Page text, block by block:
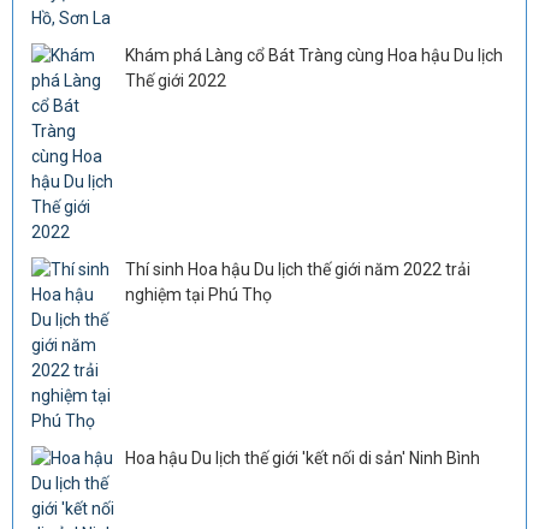
Khám phá Làng cổ Bát Tràng cùng Hoa hậu Du lịch
Thế giới 2022
Thí sinh Hoa hậu Du lịch thế giới năm 2022 trải
nghiệm tại Phú Thọ
Hoa hậu Du lịch thế giới 'kết nối di sản' Ninh Bình